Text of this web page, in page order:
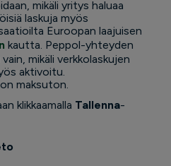
mikäli yritys haluaa
laskuja myös
Euroopan laajuisen
kautta. Peppol-yhteyden
mikäli verkkolaskujen
aktivoitu.
maksuton.
klikkaamalla Tallenna-